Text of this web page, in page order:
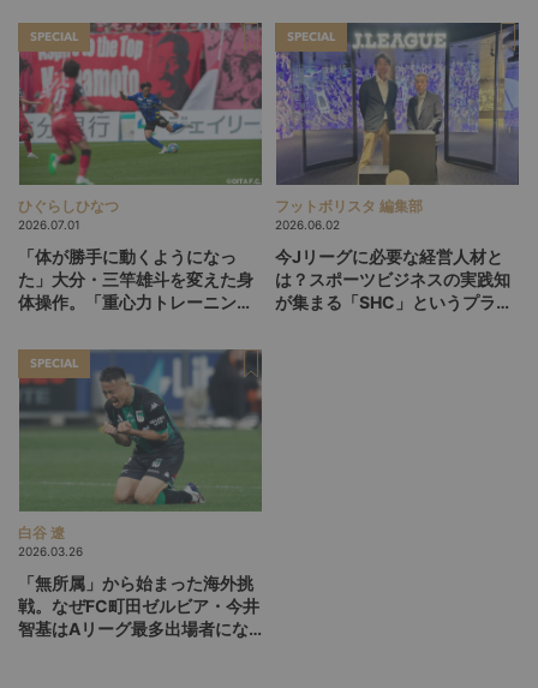
SPECIAL
ひぐらしひなつ
2026.07.01
「体が勝手に動くようになっ
た」大分・三竿雄斗を変えた身
体操作。「重心力トレーニン
SPECIAL
フットボリスタ 編集部
2026.06.02
今Jリーグに必要な経営人材と
は？スポーツビジネスの実践知
が集まる「SHC」というプラッ
SPECIAL
白谷 遼
2026.03.26
「無所属」から始まった海外挑
戦。なぜFC町田ゼルビア・今井
智基はAリーグ最多出場者にな